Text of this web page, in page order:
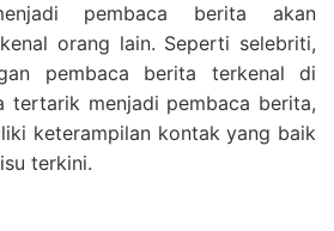
pembaca berita akan
orang lain. Seperti selebriti,
pembaca berita terkenal di
tertarik menjadi pembaca berita,
keterampilan kontak yang baik
terkini.